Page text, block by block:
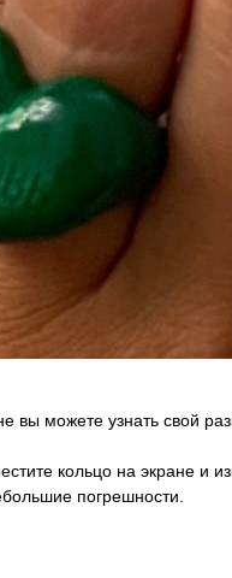
вы можете узнать свой
кольцо на экране и
погрешности.